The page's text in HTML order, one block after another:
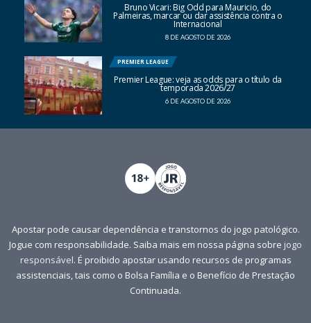
Bruno Vicari: Big Odd para Mauricio, do
Palmeiras, marcar ou dar assistência contra o
Internacional
8 DE AGOSTO DE 2026
PREMIER LEAGUE
Premier League: veja as odds para o título da
temporada 2026/27
6 DE AGOSTO DE 2026
Apostar pode causar dependência e transtornos do jogo patológico.
Jogue com responsabilidade. Saiba mais em nossa página sobre jogo
responsável. É proibido apostar usando recursos de programas
assistenciais, tais como o Bolsa Família e o Benefício de Prestação
Continuada.